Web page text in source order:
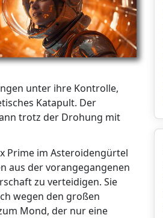
unter ihre Kontrolle,
Katapult. Der
trotz der Drohung mit
Prime im Asteroidengürtel
aus der vorangegangenen
zu verteidigen. Sie
wegen den großen
Mond, der nur eine